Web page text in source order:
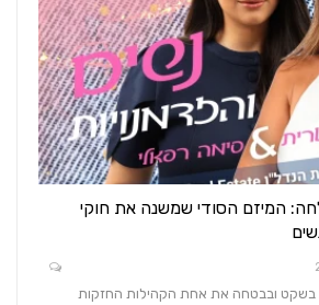
המיזם הסודי שמשנה את חוקי
בשקט ובבטחה את אחת הקהילות החזקות